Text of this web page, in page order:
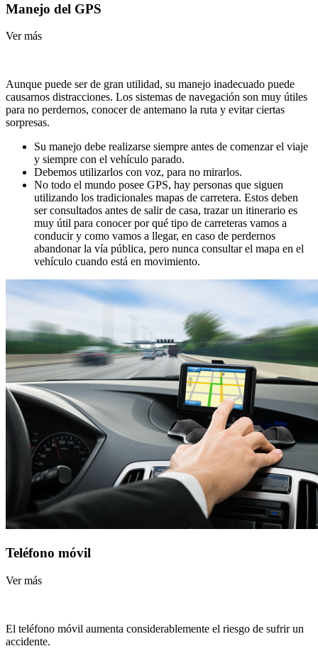
Manejo del GPS
Ver más
Aunque puede ser de gran utilidad, su manejo inadecuado puede
causarnos distracciones. Los sistemas de navegación son muy útiles
para no perdernos, conocer de antemano la ruta y evitar ciertas
sorpresas.
Su manejo debe realizarse siempre antes de comenzar el viaje
y siempre con el vehículo parado.
Debemos utilizarlos con voz, para no mirarlos.
No todo el mundo posee GPS, hay personas que siguen
utilizando los tradicionales mapas de carretera. Estos deben
ser consultados antes de salir de casa, trazar un itinerario es
muy útil para conocer por qué tipo de carreteras vamos a
conducir y como vamos a llegar, en caso de perdernos
abandonar la vía pública, pero nunca consultar el mapa en el
vehículo cuando está en movimiento.
Teléfono móvil
Ver más
El teléfono móvil aumenta considerablemente el riesgo de sufrir un
accidente.